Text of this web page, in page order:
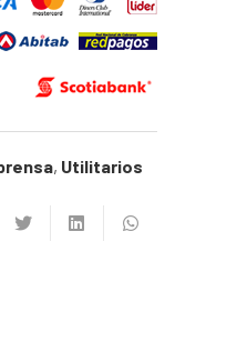
, Utilitarios